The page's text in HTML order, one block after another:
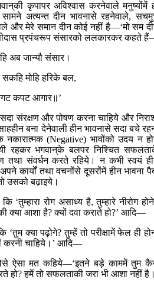
कृपापर अविश्वास करनेवाले मनुष्योंमें
अत्यन्त दीन भावनासे रहनेवाले,
और मेरे समान दीन कोई नहीं है—‘मो सम
प्रपंचरूप संसारको ललकारकर कहते
अब जान्यौ संसार।
सकहि मोहि हरिके बल,
कपट आगार॥’
संरक्षण और पोषण करना चाहिये और
बना देनेवाली हीन भावनासे सदा बचे
नकारात्मक (Negative) भावोंको उदय न
रहकर भगवान‍्के बलपर निश्चित
तथा संवर्धन करते रहिये। न कभी स्वयं
कार्यों तथा वचनोंसे दूसरोंमें हीन भावना
उसको बढ़ाइये।
‘तुम्हारा रोग असाध्य है, तुम्हारे नीरोग
क्या आशा है? क्यों दवा कराते हो?’ आदि—
‘तुम क्या पढ़ोगे? तुम्हें तो परीक्षामें फेल ही
करनी चाहिये।’ आदि—
ऐसा मत कहिये—‘इतने बड़े काममें तुम
हो? हमें तो सफलताकी जरा भी आशा नहीं